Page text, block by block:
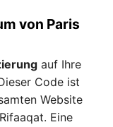
von Paris
auf Ihre
Code ist
Website
Eine